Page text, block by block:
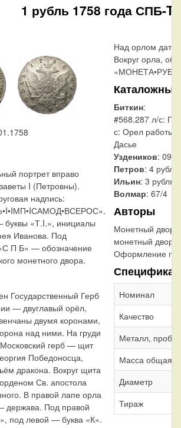
1 рубль 1758 года СПБ-
портрет вправо
I (Петровны).
надпись:
буквы «Т.I.», инициалы
Иванова. Под
П Б» — обозначение
монетного двора.
Государственный Герб
— двуглавый орёл,
двумя коронами,
над ними. На груди
герб — щит
Победоносца,
дракона. Вокруг щита
Св. апостола
В правой лапе орла
держава. Под правой
под левой — буква «К».
Над орлом дата
Вокруг орла,
Биткин:
#568.287 л/с:
с: Орел работы
Дасье
Уздеников:
Петров: 4 рубля
Ильин: 3 рубля
Волмар: 67/4
Авторы
Монетный двор:
монетный двор
Оформление
Номинал
Качество
Металл, проба
Масса общая
Диаметр
Тираж